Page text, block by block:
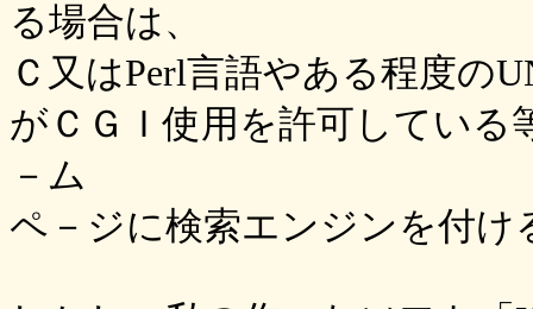
る場合は、
Ｃ又はPerl言語やある程度の
がＣＧＩ使用を許可してい
－ム
ペ－ジに検索エンジンを付け